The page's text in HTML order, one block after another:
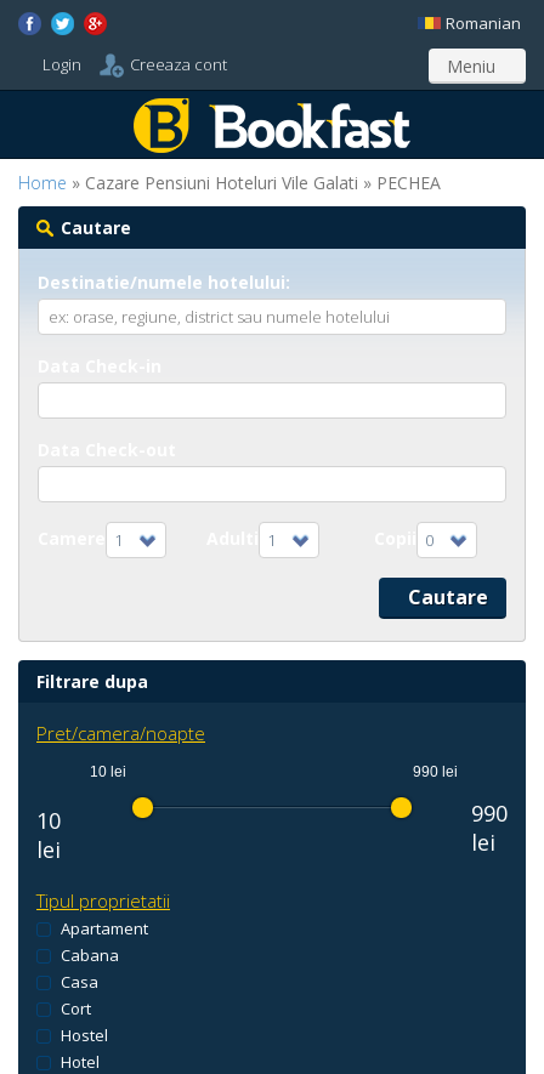
Login Creeaza cont
Romanian
Meniu
Home » Cazare Pensiuni Hoteluri Vile Galati » PECHEA
Cautare
Destinatie/numele hotelului:
1 1 0
Filtrare dupa
Pret/camera/noapte
10
lei
10 lei 990 lei
990
lei
Tipul proprietatii
Apartament
Cabana
Casa
Cort
Hostel
Hotel